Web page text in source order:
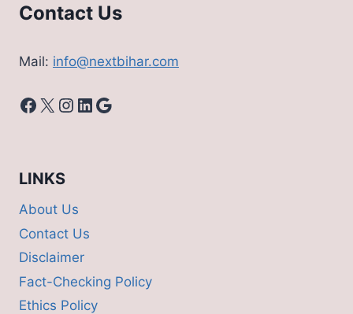
Contact Us
Mail: info@nextbihar.com
Facebook
X Instagram
LinkedIn
Google
LINKS
About Us
Contact Us
Disclaimer
Fact-Checking Policy
Ethics Policy